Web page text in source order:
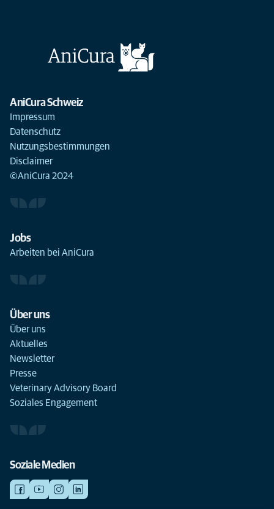
AniCura Schweiz
Impressum
Datenschutz
Nutzungsbestimmungen
Disclaimer
©AniCura 2024
Jobs
Arbeiten bei AniCura
Über uns
Über uns
Aktuelles
Newsletter
Presse
Veterinary Advisory Board
Soziales Engagement
Soziale Medien